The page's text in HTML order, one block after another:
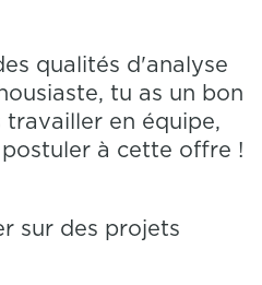
qualités d'analyse
tu as un bon
en équipe,
postuler à cette offre !
sur des projets